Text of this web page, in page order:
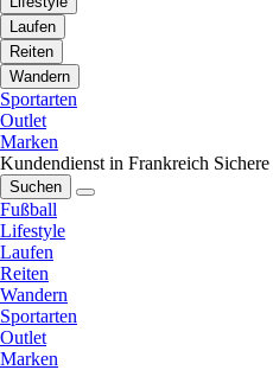
Laufen
Reiten
Wandern
Sportarten
Outlet
Marken
Kundendienst in Frankreich
Suchen
Fußball
Lifestyle
Laufen
Reiten
Wandern
Sportarten
Outlet
Marken